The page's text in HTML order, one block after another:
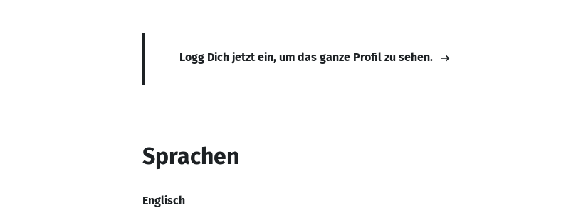
Logg Dich jetzt ein, um das ganze Profil zu sehen.
Sprachen
Englisch